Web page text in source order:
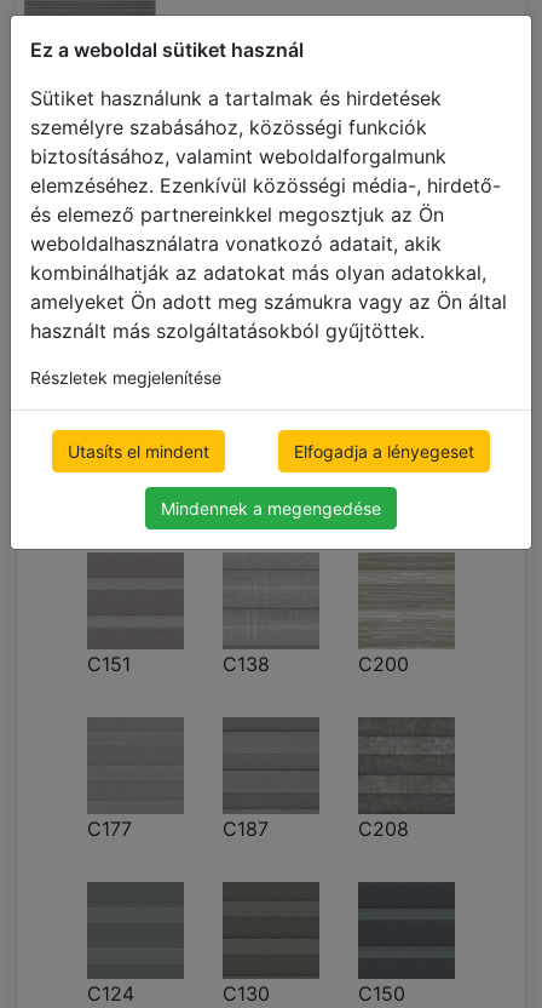
Ez a weboldal sütiket használ
Sütiket használunk a tartalmak és hirdetések
személyre szabásához, közösségi funkciók
biztosításához, valamint weboldalforgalmunk
elemzéséhez. Ezenkívül közösségi média-, hirdető-
és elemező partnereinkkel megosztjuk az Ön
weboldalhasználatra vonatkozó adatait, akik
kombinálhatják az adatokat más olyan adatokkal,
amelyeket Ön adott meg számukra vagy az Ön által
használt más szolgáltatásokból gyűjtöttek.
Részletek megjelenítése
Utasíts el mindent Elfogadja a lényegeset
Mindennek a megengedése
Dupla
pliszéfüggöny
500 x 1000mm
50,927.60 Ft ár ÁFÁval
Ingyenes szállítás
C165 C123 C112
C207 C202
C151 C138 C200
C177 C187 C208
C124 C130 C150